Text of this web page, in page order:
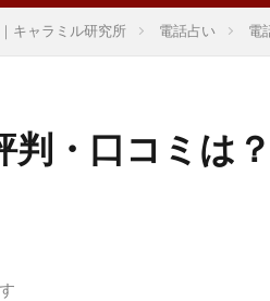
キャラミル研究所 電話占い 電
判・口コミは